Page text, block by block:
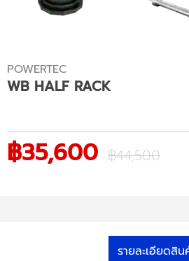
POWERTEC
WB HALF RACK
฿35,600 ฿44,500
รายละเอียดสิน